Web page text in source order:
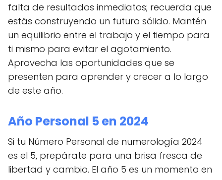
falta de resultados inmediatos; recuerda que
estás construyendo un futuro sólido. Mantén
un equilibrio entre el trabajo y el tiempo para
ti mismo para evitar el agotamiento.
Aprovecha las oportunidades que se
presenten para aprender y crecer a lo largo
de este año.
Año Personal 5 en 2024
Si tu Número Personal de numerología 2024
es el 5, prepárate para una brisa fresca de
libertad y cambio. El año 5 es un momento en